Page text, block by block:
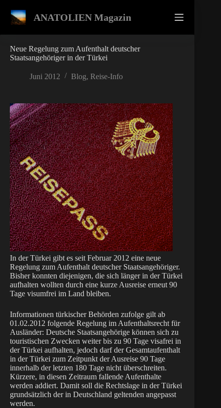
Inhalt
springen
ANATOLIEN Magazin
Neue Regelung zum Aufenthalt deutscher
Staatsangehöriger in der Türkei
Juni 2012 Blog, Reise-Info
In der Türkei gibt es seit Februar 2012 eine neue
Regelung zum Aufenthalt deutscher Staatsangehöriger.
Bisher konnten diejenigen, die sich länger in der Türkei
aufhalten wollten durch eine kurze Ausreise erneut 90
Tage visumfrei im Land bleiben.
Informationen türkischer Behörden zufolge gilt ab
01.02.2012 folgende Regelung im Aufenthaltsrecht für
Ausländer: Deutsche Staatsangehörige können sich zu
touristischen Zwecken weiter bis zu 90 Tage visafrei in
der Türkei aufhalten, jedoch darf der Gesamtaufenthalt
in der Türkei zum Zeitpunkt der Ausreise 90 Tage
innerhalb der letzten 180 Tage nicht überschreiten.
Kürzere, in diesen Zeitraum fallende Aufenthalte
werden addiert. Damit soll die Rechtslage in der Türkei
grundsätzlich der in Deutschland geltenden angepasst
werden.